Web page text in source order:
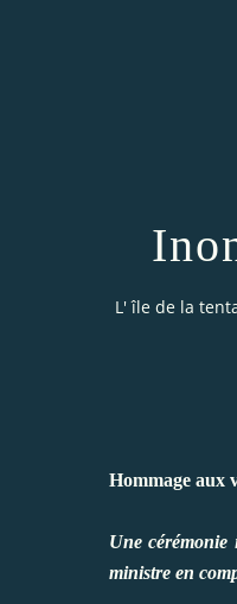
L' île de la
Hommage aux
Une cérémonie
ministre en